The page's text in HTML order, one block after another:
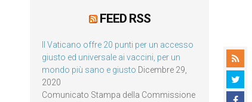
FEED RSS
Il Vaticano offre 20 punti per un accesso
giusto ed universale ai vaccini, per un
mondo più sano e giusto Dicembre 29,
2020
Comunicato Stampa della Commissione